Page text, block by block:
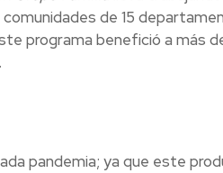
comunidades de 15
programa benefició a más
pandemia; ya que este